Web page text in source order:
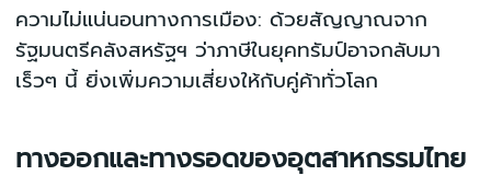
ความไม่แน่นอนทางการเมือง: ด้วยสัญญาณจาก
รัฐมนตรีคลังสหรัฐฯ ว่าภาษีในยุคทรัมป์อาจกลับมา
เร็วๆ นี้ ยิ่งเพิ่มความเสี่ยงให้กับคู่ค้าทั่วโลก
ทางออกและทางรอดของอุตสาหกรรมไทย